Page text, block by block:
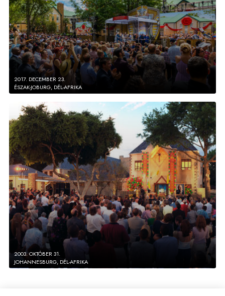
2017. DECEMBER 23.
ÉSZAK-JOBURG, DÉL-AFRIKA
2003. OKTÓBER 31.
JOHANNESBURG, DÉL-AFRIKA